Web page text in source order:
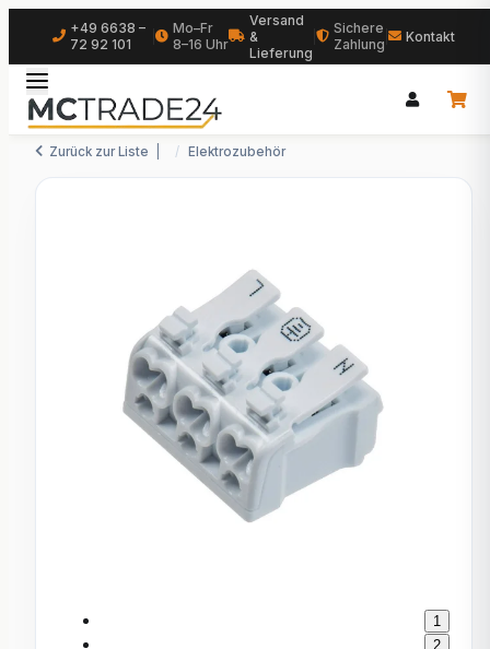
+49 6638 –
72 92 101
Mo–Fr
8–16 Uhr
Versand
&
Lieferung
Sichere
Zahlung
Kontakt
Zurück zur Liste Elektrozubehör
1
2